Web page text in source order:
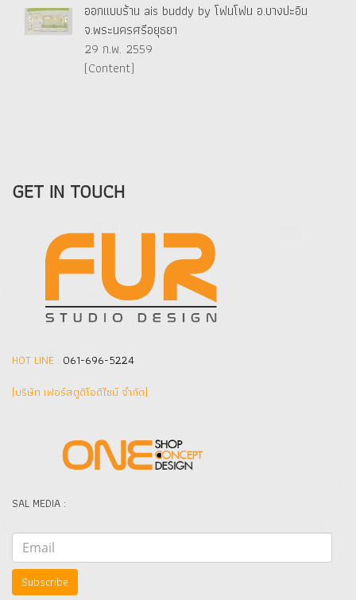
ออกแบบร้าน ais buddy by โฟนโฟน อ.บางปะอิน
จ.พระนครศรีอยุธยา
29 ก.พ. 2559
(Content)
GET IN TOUCH
HOT LINE : 061-696-5224
(บริษัท เฟอร์สตูดิโอดีไซน์ จำกัด]
SAL MEDIA :
Subscribe